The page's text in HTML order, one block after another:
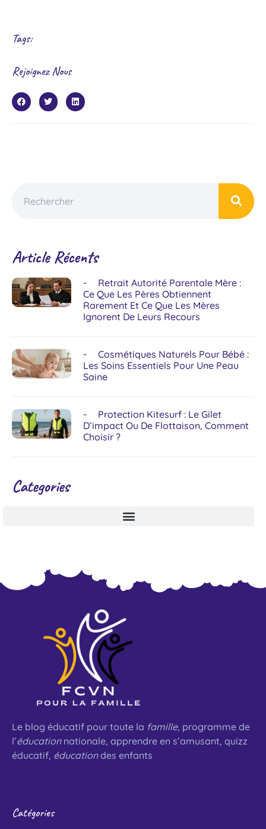
Tags:
Rejoignez Nous
Article Récents
Retrait Autorité Parentale Mère :
Ce Que Les Pères Obtiennent
Rarement Et Ce Que Les Mères
Ignorent De Leurs Recours
Cosmétiques Naturels Pour Bébé :
Les Soins Essentiels Pour Une Peau
Saine
Protection Kitesurf : Le Gilet
D’impact Ou De Flottaison, Comment
Choisir ?
Categories
Le blog éducatif pour toute la famille, programme de
l’éducationnationale, apprendre en s’amusant, quizz
éducatif, éducationdes enfants
Catégories